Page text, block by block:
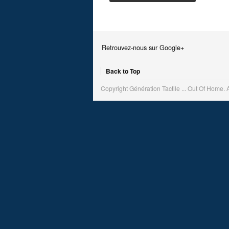
Retrouvez-nous sur Google+
Back to Top
Copyright Génération Tactile ... Out Of Home.